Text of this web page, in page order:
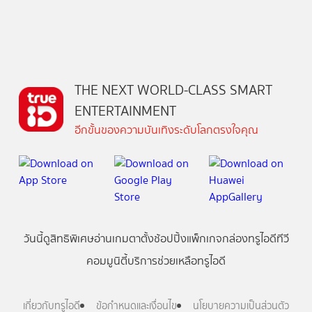
THE NEXT WORLD-CLASS SMART
ENTERTAINMENT
อีกขั้นของความบันเทิงระดับโลกตรงใจคุณ
วันนี้ดูสิทธิพิเศษอ่านเกมตาตั้งช้อปปิ้งแพ็กเกจกล่องทรูไอดีทีวี
คอมมูนิตี้บริการช่วยเหลือทรูไอดี
เกี่ยวกับทรูไอดี ข้อกำหนดและเงื่อนไข นโยบายความเป็นส่วนตัว